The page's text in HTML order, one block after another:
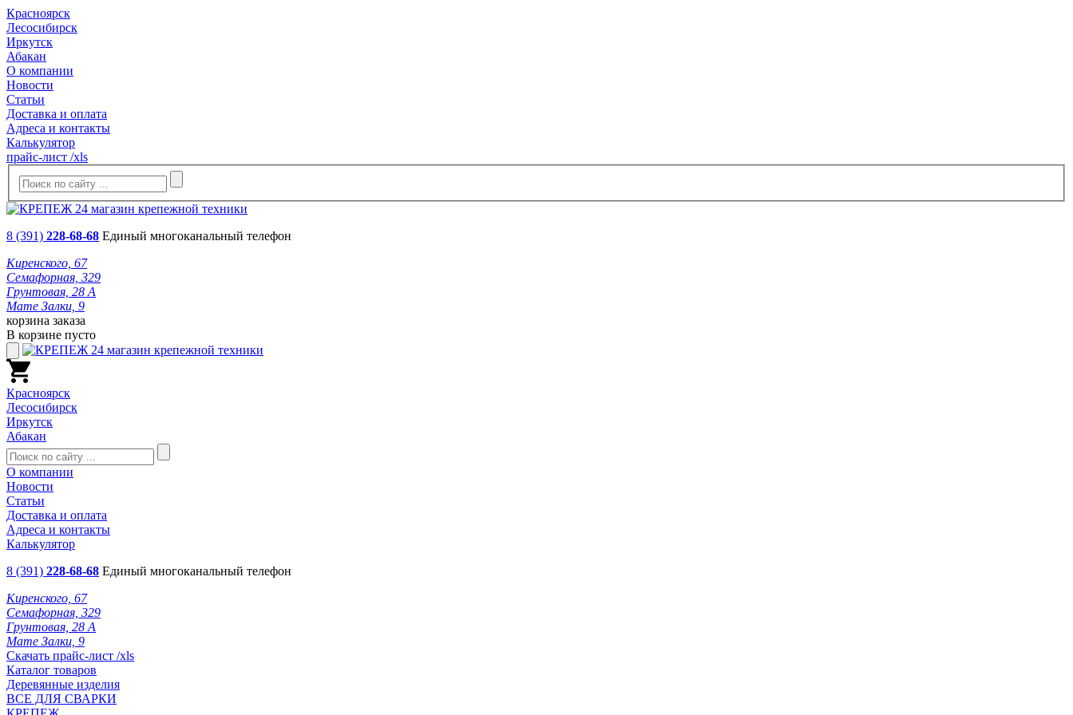
Красноярск
Лесосибирск
Иркутск
Абакан
О компании
Новости
Статьи
Доставка и оплата
Адреса и контакты
Калькулятор
прайс-лист /xls
8 (391) 228-68-68 Единый многоканальный телефон
Киренского, 67
Семафорная, 329
Грунтовая, 28 А
Мате Залки, 9
корзина заказа
В корзине пусто
Красноярск
Лесосибирск
Иркутск
Абакан
О компании
Новости
Статьи
Доставка и оплата
Адреса и контакты
Калькулятор
8 (391) 228-68-68 Единый многоканальный телефон
Киренского, 67
Семафорная, 329
Грунтовая, 28 А
Мате Залки, 9
Скачать прайс-лист /xls
Каталог товаров
Деревянные изделия
ВСЕ ДЛЯ СВАРКИ